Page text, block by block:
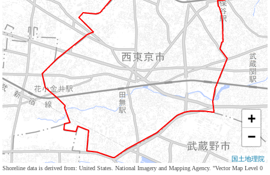
+
−
国土地理院
Shoreline data is derived from: United States. National Imagery and Mapping Agency. "Vector Map Level 0